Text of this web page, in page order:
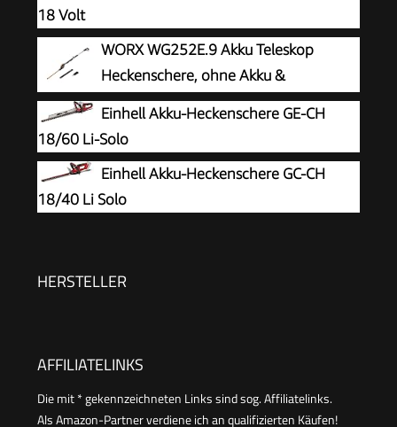
18 Volt
WORX WG252E.9 Akku Teleskop
Heckenschere, ohne Akku &
Ladegerät, 1340 /min
Einhell Akku-Heckenschere GE-CH
18/60 Li-Solo
Einhell Akku-Heckenschere GC-CH
18/40 Li Solo
HERSTELLER
AFFILIATELINKS
Die mit * gekennzeichneten Links sind sog. Affiliatelinks.
Als Amazon-Partner verdiene ich an qualifizierten Käufen!